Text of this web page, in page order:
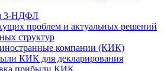
3-НДФЛ
проблем и актуальных решений
структур
компании (КИК)
КИК для декларирования
прибыли КИК